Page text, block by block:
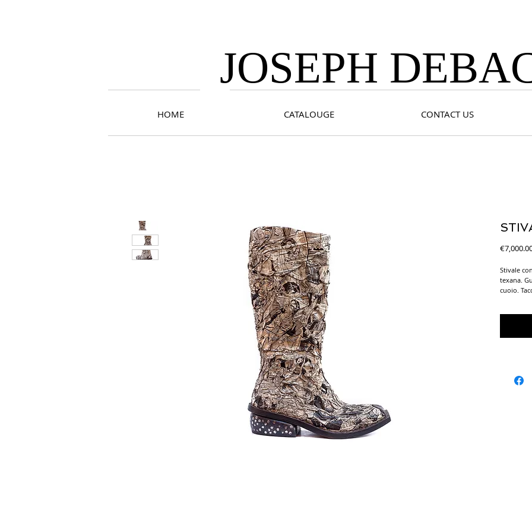
JOSEPH
HOME CATALOUGE CONTACT US
Stivale
texana.
cuoio.